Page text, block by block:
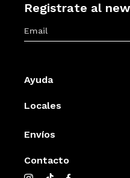
Registrate al
Ayuda
Locales
Envíos
Contacto